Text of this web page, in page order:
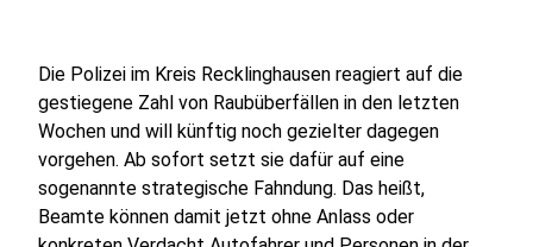
Die Polizei im Kreis Recklinghausen reagiert auf die
gestiegene Zahl von Raubüberfällen in den letzten
Wochen und will künftig noch gezielter dagegen
vorgehen. Ab sofort setzt sie dafür auf eine
sogenannte strategische Fahndung. Das heißt,
Beamte können damit jetzt ohne Anlass oder